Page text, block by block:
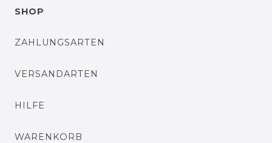
SHOP
ZAHLUNGSARTEN
VERSANDARTEN
HILFE
WARENKORB